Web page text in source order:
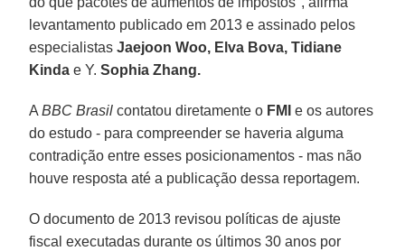
levantamento publicado em 2013 e assinado pelos
especialistasJaejoon Woo, Elva Bova, Tidiane
Kinda e Y.Sophia Zhang.
ABBC Brasil contatou diretamente o FMI e os autores
do estudo - para compreender se haveria alguma
contradição entre esses posicionamentos - mas não
houve resposta até a publicação dessa reportagem.
O documento de 2013 revisou políticas de ajuste
fiscal executadas durante os últimos 30 anos por